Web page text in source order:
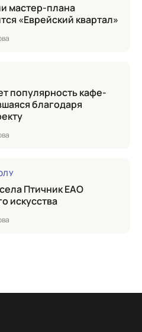
«Еврейский квартал»
благодаря
искусства